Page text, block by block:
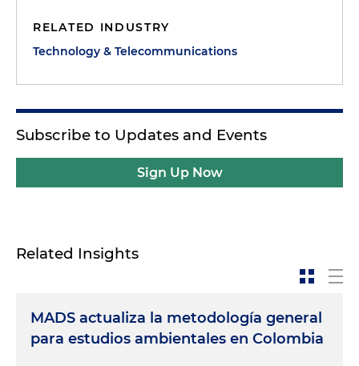
RELATED INDUSTRY
Technology & Telecommunications
Subscribe to Updates and Events
Sign Up Now
Related Insights
MADS actualiza la metodología general
para estudios ambientales en Colombia